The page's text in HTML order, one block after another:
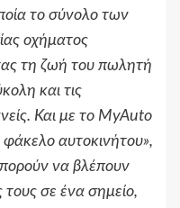
το σύνολο των
οχήματος
τη ζωή του πωλητή
και τις
Και με το MyAuto
αυτοκινήτου»,
να βλέπουν
τους σε ένα σημείο,